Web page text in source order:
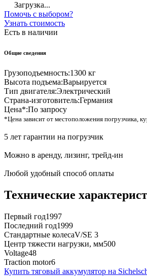
Загрузка...
Помочь с выбором?
Узнать стоимость
Есть в наличии
Общие сведения
Грузоподъемность:1300 кг
Высота подъема:Варьируется
Тип двигателя:Электрический
Страна-изготовитель:Германия
Цена*:По запросу
*Цена зависит от местоположения погрузчика,
5 лет гарантии на погрузчик
Можно в аренду, лизинг, трейд-ин
Любой удобный способ оплаты
Технические
Первый год1997
Последний год1999
Стандартные колесаV/SE 3
Центр тяжести нагрузки, мм500
Voltage48
Traction motor6
Купить тяговый аккумулятор на